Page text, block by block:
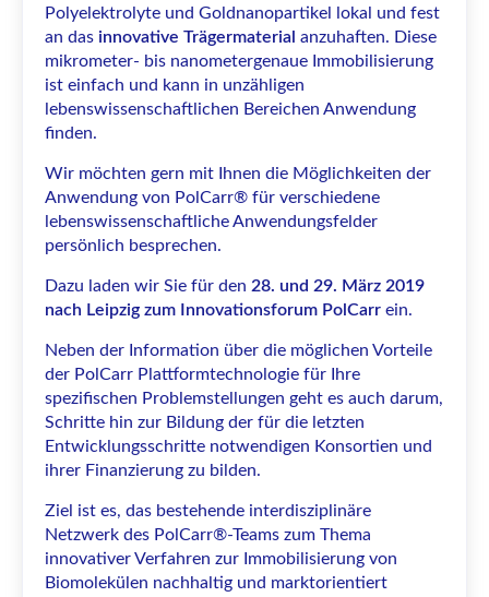
Polyelektrolyte und Goldnanopartikel lokal und fest
an das innovative Trägermaterial anzuhaften. Diese
mikrometer- bis nanometergenaue Immobilisierung
ist einfach und kann in unzähligen
lebenswissenschaftlichen Bereichen Anwendung
finden.
Wir möchten gern mit Ihnen die Möglichkeiten der
Anwendung von PolCarr® für verschiedene
lebenswissenschaftliche Anwendungsfelder
persönlich besprechen.
Dazu laden wir Sie für den 28. und 29. März 2019
nach Leipzig zum Innovationsforum PolCarr ein.
Neben der Information über die möglichen Vorteile
der PolCarr Plattformtechnologie für Ihre
spezifischen Problemstellungen geht es auch darum,
Schritte hin zur Bildung der für die letzten
Entwicklungsschritte notwendigen Konsortien und
ihrer Finanzierung zu bilden.
Ziel ist es, das bestehende interdisziplinäre
Netzwerk des PolCarr®-Teams zum Thema
innovativer Verfahren zur Immobilisierung von
Biomolekülen nachhaltig und marktorientiert